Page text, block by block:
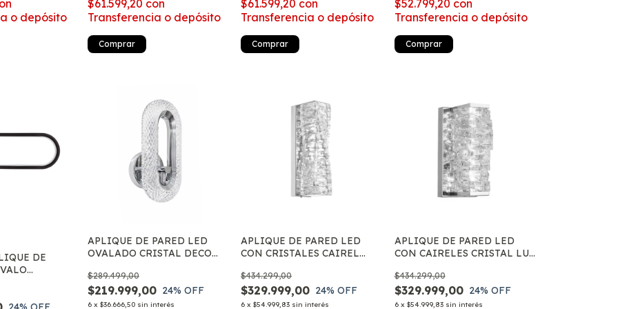
o depósito
$61.599,20 con
Transferencia o depósito
Comprar
$61.599,20 con
Transferencia o depósito
Comprar
$52.799,20 con
Transferencia o depósito
Comprar
DE
3
APLIQUE DE PARED LED
OVALADO CRISTAL DECO
NEUTRA Y FRIA
$219.999,00
$289.499,00
24% OFF
6 x $36.666,50 sin interés
APLIQUE DE PARED LED
CON CRISTALES CAIREL
CALIDA NEUTRA FRIA
$329.999,00
$434.299,00
24% OFF
6 x$54.999,83 sin interés
APLIQUE DE PARED LED
CON CAIRELES CRISTAL LUZ
$329.999,00
$434.299,00
24% OFF
6 x $54.999,83 sin interés